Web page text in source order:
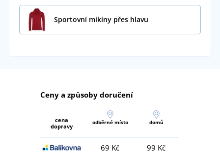
Sportovní mikiny přes hlavu
Ceny a způsoby doručení
cena
dopravy
odběrné místo domů
69 Kč
99 Kč